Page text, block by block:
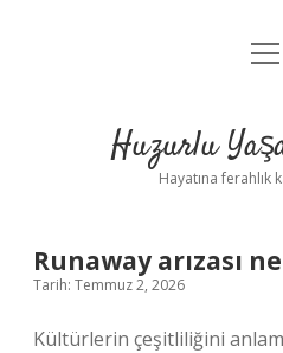
Yasal
Huzurlu
Hayatına ferahlık
Runaway arızası
Tarih: Temmuz 2, 2026
Kültürlerin çeşitliliğini